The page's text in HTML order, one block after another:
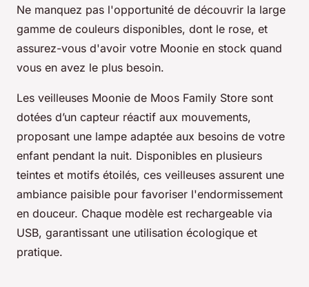
Ne manquez pas l'opportunité de découvrir la large
gamme de couleurs disponibles, dont le rose, et
assurez-vous d'avoir votre Moonie en stock quand
vous en avez le plus besoin.
Les veilleuses Moonie de Moos Family Store sont
dotées d’un capteur réactif aux mouvements,
proposant une lampe adaptée aux besoins de votre
enfant pendant la nuit. Disponibles en plusieurs
teintes et motifs étoilés, ces veilleuses assurent une
ambiance paisible pour favoriser l'endormissement
en douceur. Chaque modèle est rechargeable via
USB, garantissant une utilisation écologique et
pratique.